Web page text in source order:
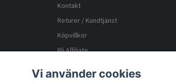
Kontakt
Returer / Kundtjänst
Köpvillkor
Bli Affiliate
Body positive
Vi använder cookies